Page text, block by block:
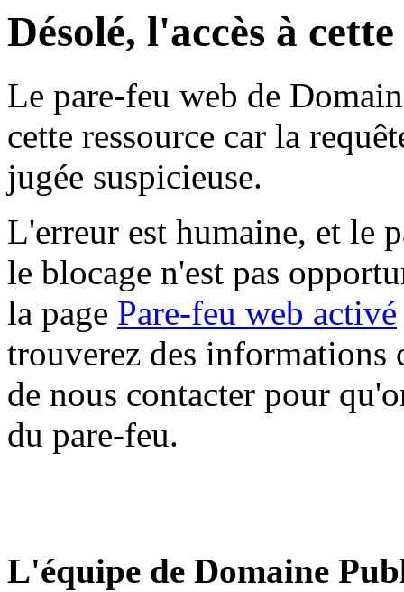
Désolé, l'accès à
Le pare-feu web de
cette ressource car la
jugée suspicieuse.
L'erreur est humaine, et le
le blocage n'est pas
la page Pare-feu web activé
trouverez des informations
de nous contacter pour
du pare-feu.
L'équipe de Domaine